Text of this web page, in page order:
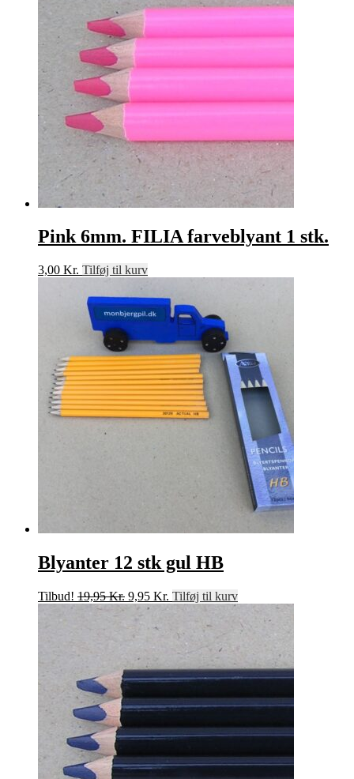
Pink 6mm. FILIA farveblyant 1 stk.
3,00 Kr. Tilføj til kurv
Blyanter 12 stk gul HB
Tilbud! 19,95Kr. Den
oprindelige
var:
19,95 Kr..
9,95 Kr. Den
er:
9,95 Kr..
Tilføj til kurv